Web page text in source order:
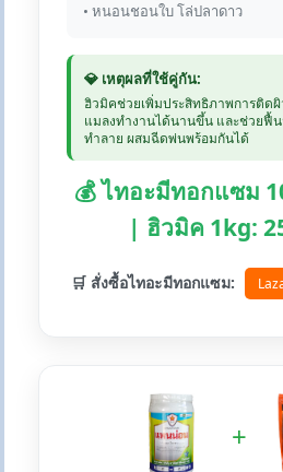
• หนอนชอนใบ โล่ปลาดาว
💎 เหตุผลที่ใช้คู่กัน:
ฮิวมิคช่วยเพิ่มประสิทธิภาพการติด
แมลงทำงานได้นานขึ้น และช่วยฟื้
ทำลาย ผสมฉีดพ่นพร้อมกันได้
💰 ไทอะมีทอกแซม
| ฮิวมิค 1kg:
🛒 สั่งซื้อไทอะมีทอกแซม:
+